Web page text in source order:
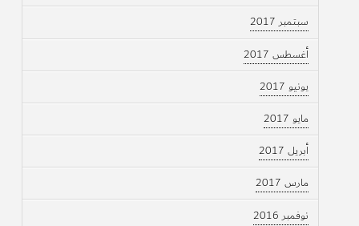
سبتمبر 2017
أغسطس 2017
يونيو 2017
مايو 2017
أبريل 2017
مارس 2017
نوفمبر 2016